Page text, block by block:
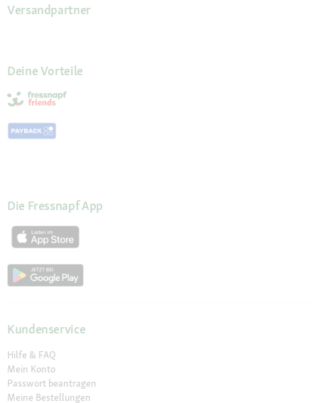
Versandpartner
Deine Vorteile
Die Fressnapf App
Kundenservice
Hilfe & FAQ
Mein Konto
Passwort beantragen
Meine Bestellungen